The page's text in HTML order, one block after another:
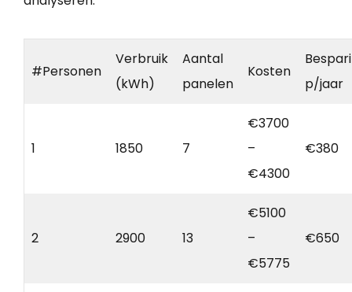
#Personen
Verbruik
(kWh)
Aantal
panelen
Kosten
p/jaar
1 1850 7
€3700
–
€4300
€380
2 2900 13
€5100
–
€5775
€650